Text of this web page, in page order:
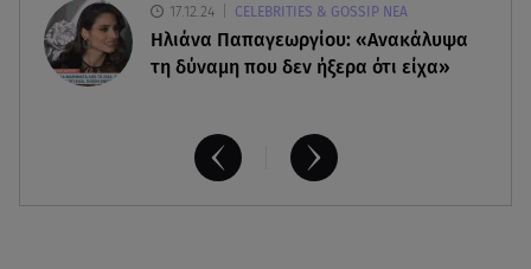
17.12.24 CELEBRITIES & GOSSIP ΝΕΑ
Ηλιάνα Παπαγεωργίου: «Ανακάλυψα
τη δύναμη που δεν ήξερα ότι είχα»